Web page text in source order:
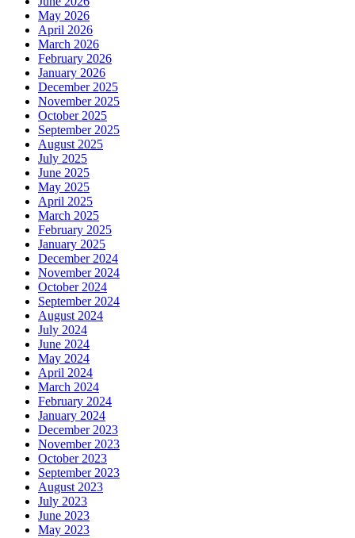
May 2026
April 2026
March 2026
February 2026
January 2026
December 2025
November 2025
October 2025
September 2025
August 2025
July 2025
June 2025
May 2025
April 2025
March 2025
February 2025
January 2025
December 2024
November 2024
October 2024
September 2024
August 2024
July 2024
June 2024
May 2024
April 2024
March 2024
February 2024
January 2024
December 2023
November 2023
October 2023
September 2023
August 2023
July 2023
June 2023
May 2023